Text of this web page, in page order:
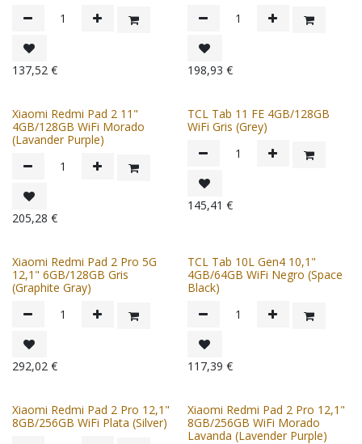
137,52 € 198,93 €
Xiaomi Redmi Pad 2 11"
4GB/128GB WiFi Morado
(Lavander Purple)
205,28 €
TCL Tab 11 FE 4GB/128GB
WiFi Gris (Grey)
145,41 €
Xiaomi Redmi Pad 2 Pro 5G
12,1" 6GB/128GB Gris
(Graphite Gray)
292,02 €
TCL Tab 10L Gen4 10,1"
4GB/64GB WiFi Negro (Space
Black)
117,39 €
Xiaomi Redmi Pad 2 Pro 12,1"
8GB/256GB WiFi Plata (Silver)
Xiaomi Redmi Pad 2 Pro 12,1"
8GB/256GB WiFi Morado
Lavanda (Lavender Purple)